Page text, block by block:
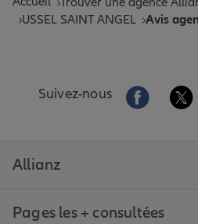
USSEL SAINT ANGEL Avis
Suivez-nous Aller sur la
Allianz
Pages les + consultées